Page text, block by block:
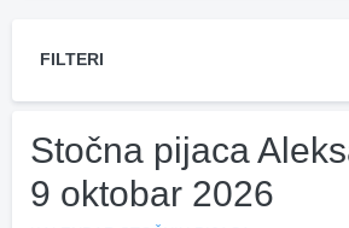
FILTERI
Stočna pijaca
9 oktobar 2026